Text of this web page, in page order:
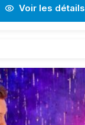
Voir les détails